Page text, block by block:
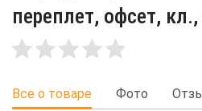
переплет, офсет,
Все о товаре Фото